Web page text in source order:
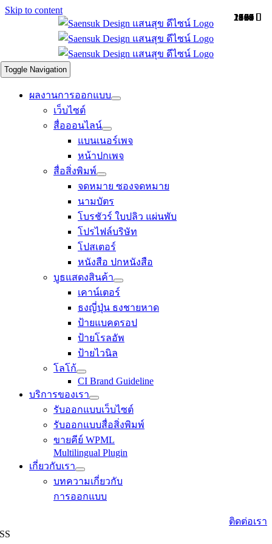
Skip to content
Toggle Navigation
ผลงานการออกแบบ
เว็บไซต์
สื่อออนไลน์
แบนเนอร์เพจ
หน้าปกเพจ
สื่อสิ่งพิมพ์
จดหมาย ซองจดหมาย
นามบัตร
โบรชัวร์ ใบปลิว แผ่นพับ
โปรไฟล์บริษัท
โปสเตอร์
หนังสือ ปกหนังสือ
บูธแสดงสินค้า
เคาน์เตอร์
ธงญี่ปุ่น ธงชายหาด
ป้ายแบคดรอป
ป้ายโรลอัพ
ป้ายไวนิล
โลโก้
CI Brand Guideline
บริการของเรา
รับออกแบบเว็บไซต์
รับออกแบบสื่อสิ่งพิมพ์
ขายคีย์ WPML
Multilingual Plugin
เกี่ยวกับเรา
บทความเกี่ยวกับ
การออกแบบ
ติดต่อเรา
1900
1810
1828
1888
2104
1804
1789
1799
1874
2067
1181
1564